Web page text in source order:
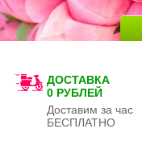
ДОСТАВКА
0 РУБЛЕЙ
Доставим за час
БЕСПЛАТНО